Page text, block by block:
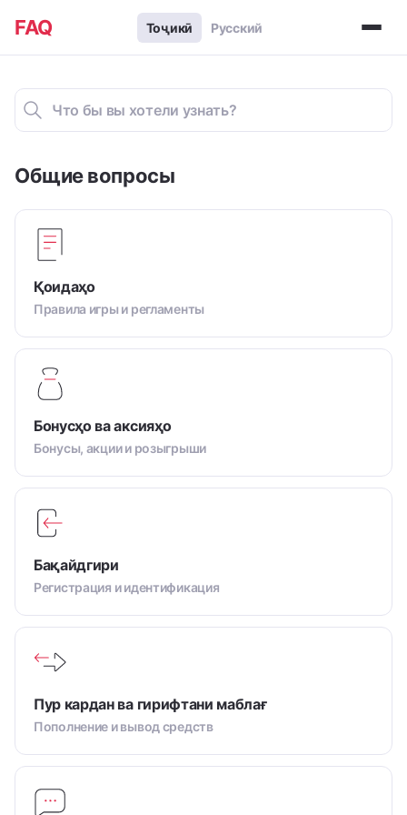
FAQ Тоҷикӣ Русский
Общие вопросы
Қоидаҳо
Правила игры и регламенты
Бонусҳо ва аксияҳо
Бонусы, акции и розыгрыши
Бақайдгири
Регистрация и идентификация
Пур кардан ва гирифтани маблағ
Пополнение и вывод средств